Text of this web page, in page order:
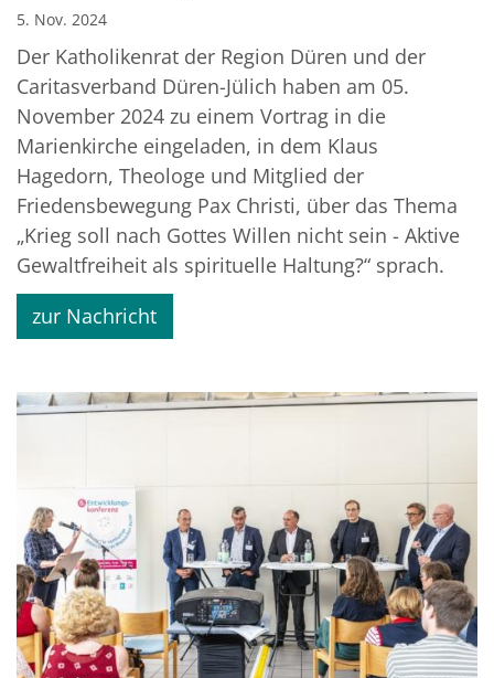
5. Nov. 2024
Der Katholikenrat der Region Düren und der
Caritasverband Düren-Jülich haben am 05.
November 2024 zu einem Vortrag in die
Marienkirche eingeladen, in dem Klaus
Hagedorn, Theologe und Mitglied der
Friedensbewegung Pax Christi, über das Thema
„Krieg soll nach Gottes Willen nicht sein - Aktive
Gewaltfreiheit als spirituelle Haltung?“ sprach.
zur Nachricht